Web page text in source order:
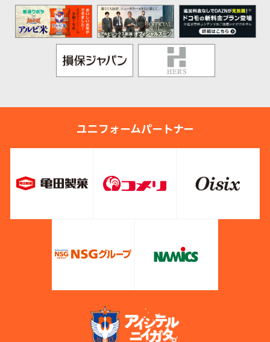
ユニフォームパートナー